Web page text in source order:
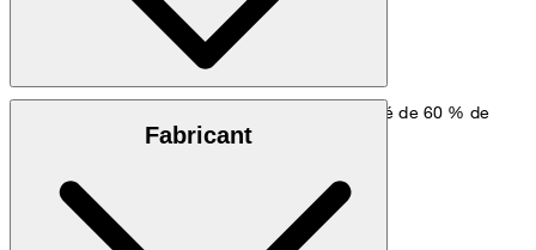
Mélange viscose-soie en armure sergé, composé de 60 % de
viscose et de 40 % de soie
Fabricant